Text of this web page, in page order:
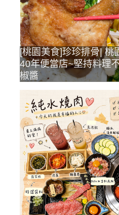
[桃園美食]珍珍排骨| 桃
40年便當店~堅持料理
椒醬